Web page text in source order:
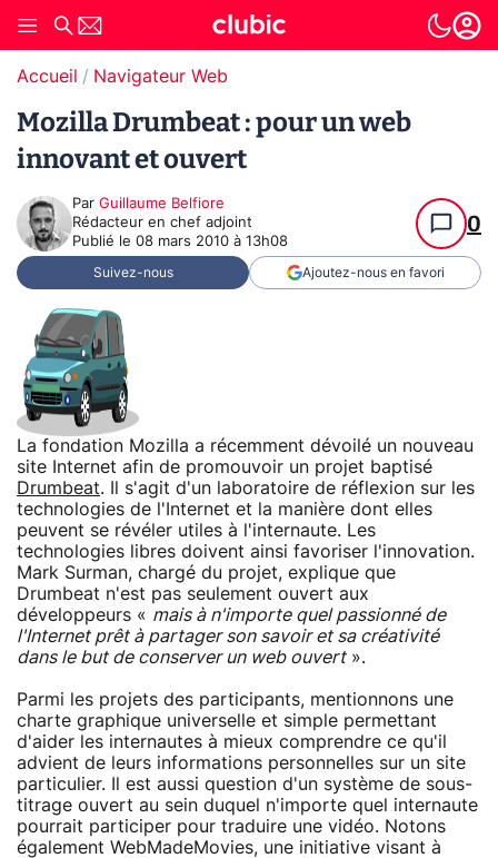
Accueil Navigateur Web
Mozilla Drumbeat : pour un web
innovant et ouvert
Par Guillaume Belfiore
Rédacteur en chef adjoint
Publié le 08 mars 2010 à 13h08
0
Suivez-nous Ajoutez-nous en favori
La fondation Mozilla a récemment dévoilé un nouveau
site Internet afin de promouvoir un projet baptisé
Drumbeat. Il s'agit d'un laboratoire de réflexion sur les
technologies de l'Internet et la manière dont elles
peuvent se révéler utiles à l'internaute. Les
technologies libres doivent ainsi favoriser l'innovation.
Mark Surman, chargé du projet, explique que
Drumbeat n'est pas seulement ouvert aux
développeurs « mais à n'importe quel passionné de
l'Internet prêt à partager son savoir et sa créativité
dans le but de conserver un web ouvert».
Parmi les projets des participants, mentionnons une
charte graphique universelle et simple permettant
d'aider les internautes à mieux comprendre ce qu'il
advient de leurs informations personnelles sur un site
particulier. Il est aussi question d'un système de sous-
titrage ouvert au sein duquel n'importe quel internaute
pourrait participer pour traduire une vidéo. Notons
également WebMadeMovies, une initiative visant à